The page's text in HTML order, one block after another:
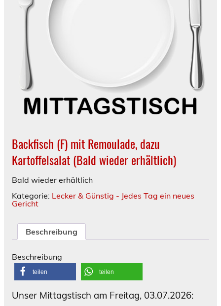
Backfisch (F) mit Remoulade, dazu
Kartoffelsalat(Bald wieder erhältlich)
Bald wieder erhältlich
Kategorie: Lecker & Günstig - Jedes Tag ein neues
Gericht
Beschreibung
Beschreibung
teilen teilen
Unser Mittagstisch am Freitag, 03.07.2026: